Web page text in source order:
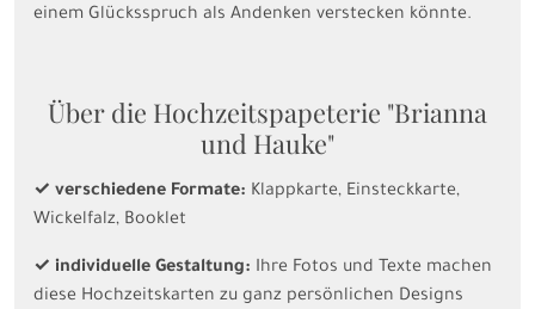
einem Glücksspruch als Andenken verstecken könnte.
Über die Hochzeitspapeterie "Brianna
und Hauke"
✓ verschiedene Formate: Klappkarte, Einsteckkarte,
Wickelfalz, Booklet
✓ individuelle Gestaltung: Ihre Fotos und Texte machen
diese Hochzeitskarten zu ganz persönlichen Designs